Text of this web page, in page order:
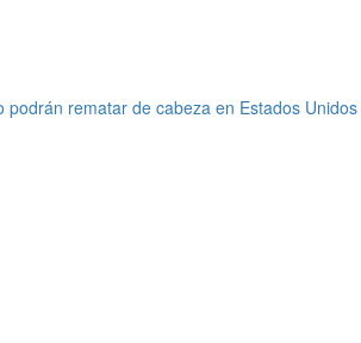
podrán rematar de cabeza en Estados Unidos